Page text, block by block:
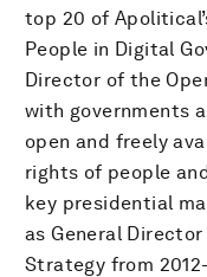
top 20 of
People in Digital
Director of the
with governments
open and freely
rights of people
key presidential
as General
Strategy from